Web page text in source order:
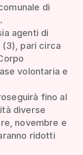
di
agenti di
(3), pari circa
volontaria e
fino al
diverse
novembre e
ridotti